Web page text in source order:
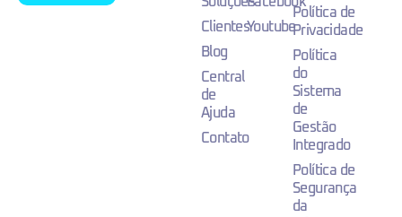
Clientes
Blog
Central
de
Ajuda
Contato
Youtube
Política de
Privacidade
Política
do
Sistema
de
Gestão
Integrado
Política de
Segurança
da